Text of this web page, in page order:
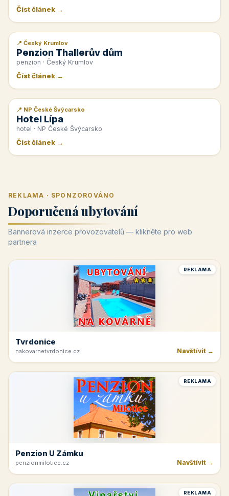
Číst článek →
📰 PR článek
📍 Český Krumlov
Penzion Thallerův dům
penzion · Český Krumlov
Číst článek →
📰 PR článek
📍 NP České Švýcarsko
Hotel Lípa
hotel · NP České Švýcarsko
Číst článek →
REKLAMA · SPONZOROVÁNO
Doporučená ubytování
Bannerová inzerce provozovatelů — klikněte pro web
partnera
REKLAMA
Tvrdonice
nakovarnetvrdonice.cz Navštívit →
REKLAMA
Penzion U Zámku
penzionmilotice.cz Navštívit →
REKLAMA